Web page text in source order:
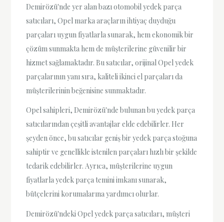
Demirözü'nde yer alan bazı otomobil yedek parça
satıcıları, Opel marka araçların ihtiyaç duyduğu
parçaları uygun fiyatlarla sunarak, hem ekonomik bir
çözüm sunmakta hem de müşterilerine güvenilir bir
hizmet sağlamaktadır. Bu satıcılar, orijinal Opel yedek
parçalarının yanı sıra, kaliteli ikinci el parçaları da
müşterilerinin beğenisine sunmaktadır.
Opel sahipleri, Demirözü'nde bulunan bu yedek parça
satıcılarından çeşitli avantajlar elde edebilirler. Her
şeyden önce, bu satıcılar geniş bir yedek parça stoğuna
sahiptir ve genellikle istenilen parçaları hızlı bir şekilde
tedarik edebilirler. Ayrıca, müşterilerine uygun
fiyatlarla yedek parça temini imkanı sunarak,
bütçelerini korumalarına yardımcı olurlar.
Demirözü'ndeki Opel yedek parça satıcıları, müşteri